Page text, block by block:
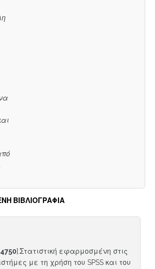
ΒΙΒΛΙΟΓΡΑΦΙΑ
]:Στατιστική εφαρμοσμένη στις
με τη χρήση του SPSS και του